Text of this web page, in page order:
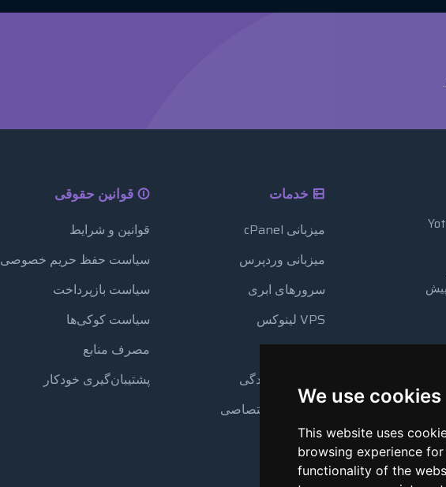
We use cookies
This website uses
browsing experience
functionality of the
خدمات
میزبانی cPanel
میزبانی وردپرس
سرورهای ابری
VPS لینوکس
VPS ویندوز
میزبانی نمایندگی
سرورهای اختصاصی
قوانین حقوقی
قوانین و شرایط
سیاست حفظ حریم خصوصی
سیاست بازپرداخت
سیاست کوکی‌ها
مصرف منابع
پشتیبان‌گیری خودکار